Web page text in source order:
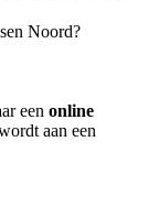
Noord?
een online
aan een